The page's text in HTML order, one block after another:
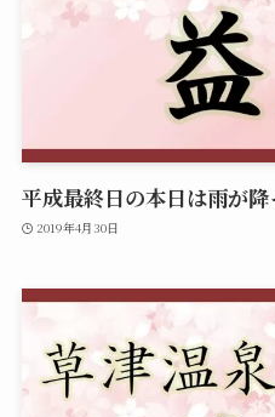
平成最終日の本日は雨が
2019年4月30日